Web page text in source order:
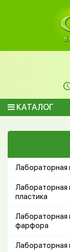
КАТАЛОГ
Лабораторная
Лабораторная
пластика
Лабораторная
фарфора
Лабораторная